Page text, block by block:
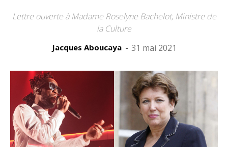
Lettre ouverte à Madame Roselyne Bachelot, Ministre de
la Culture
Jacques Aboucaya - 31 mai 2021